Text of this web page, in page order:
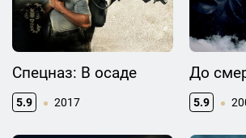
Спецназ: В осаде
5.9 2017
До
5.9